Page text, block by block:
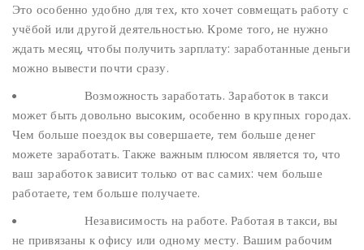
Это особенно удобно для тех, кто хочет совмещать работу с
учёбой или другой деятельностью. Кроме того, не нужно
ждать месяц, чтобы получить зарплату: заработанные деньги
можно вывести почти сразу.
Возможность заработать. Заработок в такси
может быть довольно высоким, особенно в крупных городах.
Чем больше поездок вы совершаете, тем больше денег
можете заработать. Также важным плюсом является то, что
ваш заработок зависит только от вас самих: чем больше
работаете, тем больше получаете.
Независимость на работе. Работая в такси, вы
не привязаны к офису или одному месту. Вашим рабочим